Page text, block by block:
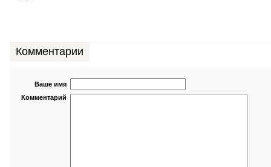
Комментарии
Ваше имя
Комментарий